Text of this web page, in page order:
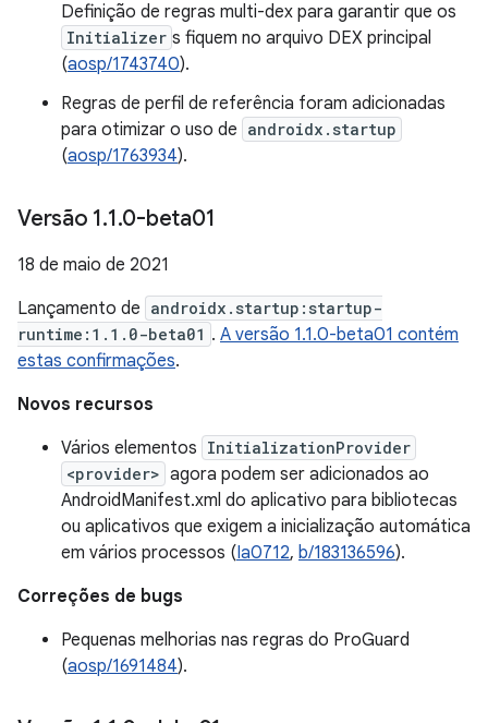
Definição de regras multi-dex para garantir que os
Initializer s fiquem no arquivo DEX principal
(aosp/1743740).
Regras de perfil de referência foram adicionadas
para otimizar o uso de androidx.startup
(aosp/1763934).
Versão 1.1.0-beta01
18 de maio de 2021
Lançamento de androidx.startup:startup-
runtime:1.1.0-beta01 . A versão 1.1.0-beta01 contém
estas confirmações.
Novos recursos
Vários elementos InitializationProvider
<provider> agora podem ser adicionados ao
AndroidManifest.xml do aplicativo para bibliotecas
ou aplicativos que exigem a inicialização automática
em vários processos (Ia0712, b/183136596).
Correções de bugs
Pequenas melhorias nas regras do ProGuard
(aosp/1691484).